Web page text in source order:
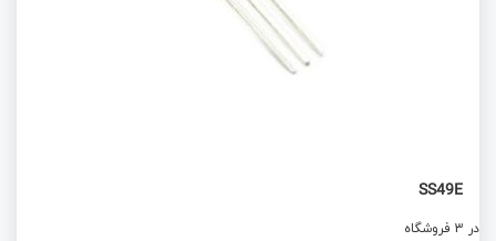
SS49E
در 3 فروشگاه